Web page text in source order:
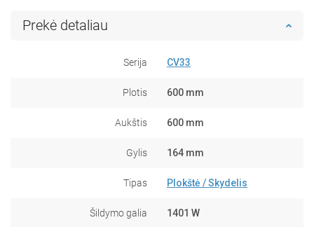
Prekė detaliau
Serija CV33
Plotis 600 mm
Aukštis 600 mm
Gylis 164 mm
Tipas Plokštė / Skydelis
Šildymo galia 1401 W